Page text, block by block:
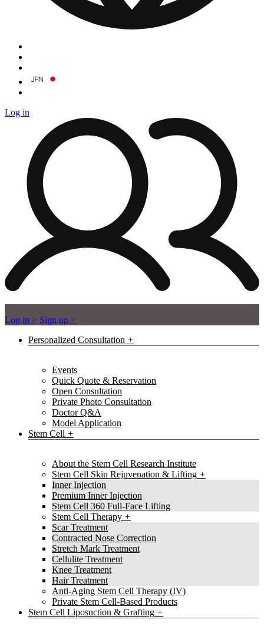
Log in
Log in > Sign up >
Personalized Consultation
Events
Quick Quote & Reservation
Open Consultation
Private Photo Consultation
Doctor Q&A
Model Application
Stem Cell
About the Stem Cell Research Institute
Stem Cell Skin Rejuvenation & Lifting
Inner Injection
Premium Inner Injection
Stem Cell 360 Full-Face Lifting
Stem Cell Therapy
Scar Treatment
Contracted Nose Correction
Stretch Mark Treatment
Cellulite Treatment
Knee Treatment
Hair Treatment
Anti-Aging Stem Cell Therapy (IV)
Private Stem Cell-Based Products
Stem Cell Liposuction & Grafting